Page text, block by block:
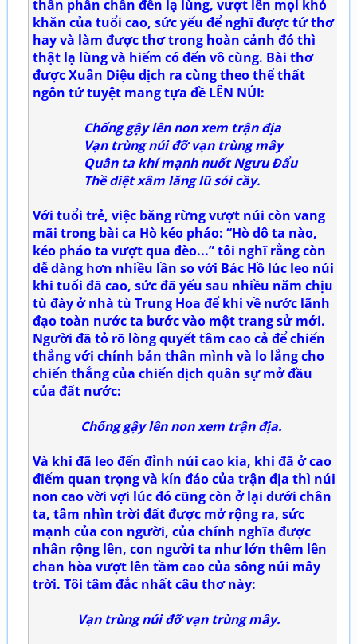
thần phấn chấn đến lạ lùng, vượt lên mọi khó
khăn của tuổi cao, sức yếu để nghĩ được tứ thơ
hay và làm được thơ trong hoàn cảnh đó thì
thật lạ lùng và hiếm có đến vô cùng. Bài thơ
được Xuân Diệu dịch ra cùng theo thể thất
ngôn tứ tuyệt mang tựa đề LÊN NÚI:
Chống gậy lên non xem trận địa
Vạn trùng núi đỡ vạn trùng mây
Quân ta khí mạnh nuốt Ngưu Đẩu
Thề diệt xâm lăng lũ sói cầy.
Với tuổi trẻ, việc băng rừng vượt núi còn vang
mãi trong bài ca Hò kéo pháo: “Hò dô ta nào,
kéo pháo ta vượt qua đèo...” tôi nghĩ rằng còn
dễ dàng hơn nhiều lần so với Bác Hồ lúc leo núi
khi tuổi đã cao, sức đã yếu sau nhiều năm chịu
tù đày ở nhà tù Trung Hoa để khi về nước lãnh
đạo toàn nước ta bước vào một trang sử mới.
Người đã tỏ rõ lòng quyết tâm cao cả để chiến
thắng với chính bản thân mình và lo lắng cho
chiến thắng của chiến dịch quân sự mở đầu
của đất nước:
Chống gậy lên non xem trận địa.
Và khi đã leo đến đỉnh núi cao kia, khi đã ở cao
điểm quan trọng và kín đáo của trận địa thì núi
non cao vời vợi lúc đó cũng còn ở lại dưới chân
ta, tâm nhìn trời đất được mở rộng ra, sức
mạnh của con người, của chính nghĩa được
nhân rộng lên, con người ta như lớn thêm lên
chan hòa vượt lên tầm cao của sông núi mây
trời. Tôi tâm đắc nhất câu thơ này:
Vạn trùng núi đỡ vạn trùng mây.